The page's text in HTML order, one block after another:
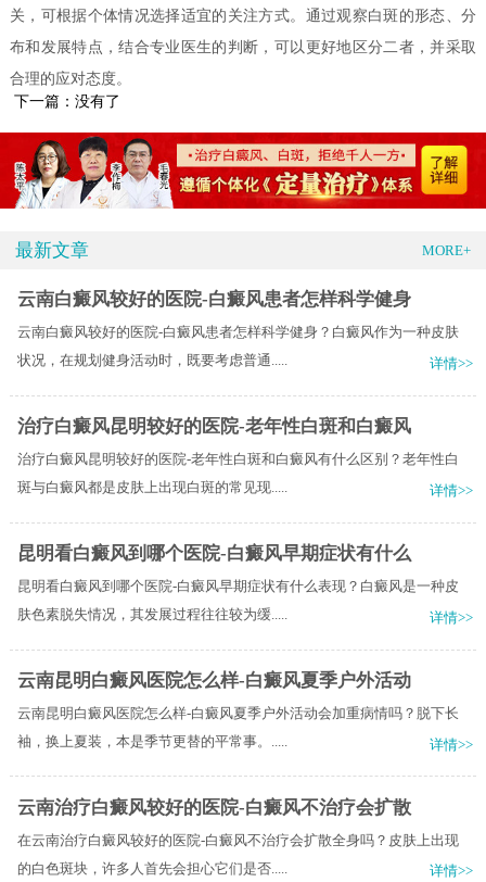
关，可根据个体情况选择适宜的关注方式。通过观察白斑的形态、分
布和发展特点，结合专业医生的判断，可以更好地区分二者，并采取
合理的应对态度。
下一篇：没有了
最新文章 MORE+
云南白癜风较好的医院-白癜风患者怎样科学健身
云南白癜风较好的医院-白癜风患者怎样科学健身？白癜风作为一种皮肤
状况，在规划健身活动时，既要考虑普通.....
详情>>
治疗白癜风昆明较好的医院-老年性白斑和白癜风
治疗白癜风昆明较好的医院-老年性白斑和白癜风有什么区别？老年性白
斑与白癜风都是皮肤上出现白斑的常见现.....
详情>>
昆明看白癜风到哪个医院-白癜风早期症状有什么
昆明看白癜风到哪个医院-白癜风早期症状有什么表现？白癜风是一种皮
肤色素脱失情况，其发展过程往往较为缓.....
详情>>
云南昆明白癜风医院怎么样-白癜风夏季户外活动
云南昆明白癜风医院怎么样-白癜风夏季户外活动会加重病情吗？脱下长
袖，换上夏装，本是季节更替的平常事。.....
详情>>
云南治疗白癜风较好的医院-白癜风不治疗会扩散
在云南治疗白癜风较好的医院-白癜风不治疗会扩散全身吗？皮肤上出现
的白色斑块，许多人首先会担心它们是否.....
详情>>